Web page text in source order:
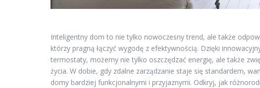
Inteligentny dom to nie tylko nowoczesny trend, ale także
którzy pragną łączyć wygodę z efektywnością. Dzięki
termostaty, możemy nie tylko oszczędzać energię, ale także
życia. W dobie, gdy zdalne zarządzanie staje się standardem,
domy bardziej funkcjonalnymi i przyjaznymi. Odkryj, jak